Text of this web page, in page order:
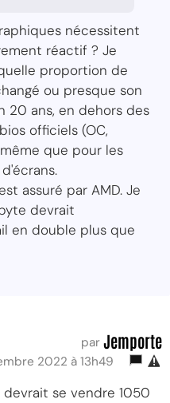
nécessitent
réactif ? Je
proportion de
ou presque son
20 ans, en dehors des
officiels (OC,
que pour les
assuré par AMD. Je
devrait
en double plus que
par Jemporte
2022 à 13h49
se vendre 1050